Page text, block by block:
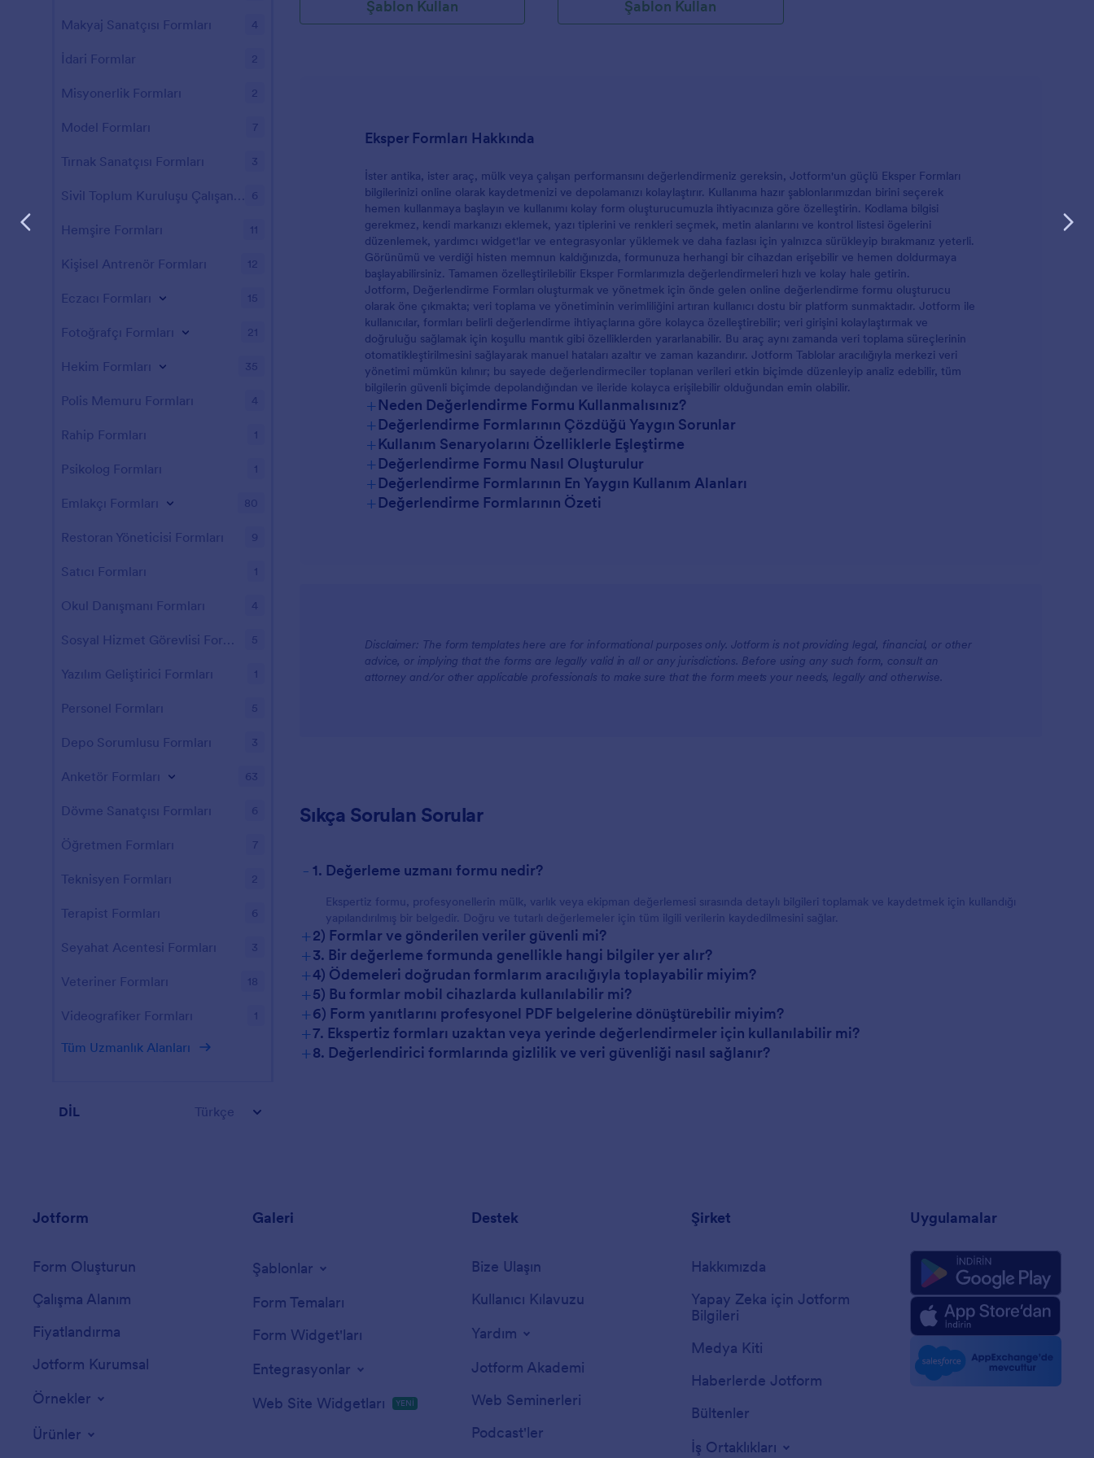
Şablon Kullan Şablon Kullan
Eksper Formları Hakkında
İster antika, ister araç, mülk veya çalışan performansını değerlendirmeniz gereksin, Jotform'un güçlü Eksper Formları
bilgilerinizi online olarak kaydetmenizi ve depolamanızı kolaylaştırır. Kullanıma hazır şablonlarımızdan birini seçerek
hemen kullanmaya başlayın ve kullanımı kolay form oluşturucumuzla ihtiyacınıza göre özelleştirin. Kodlama bilgisi
gerekmez, kendi markanızı eklemek, yazı tiplerini ve renkleri seçmek, metin alanlarını ve kontrol listesi ögelerini
düzenlemek, yardımcı widget'lar ve entegrasyonlar yüklemek ve daha fazlası için yalnızca sürükleyip bırakmanız yeterli.
Görünümü ve verdiği histen memnun kaldığınızda, formunuza herhangi bir cihazdan erişebilir ve hemen doldurmaya
başlayabilirsiniz. Tamamen özelleştirilebilir Eksper Formlarımızla değerlendirmeleri hızlı ve kolay hale getirin.
Jotform, Değerlendirme Formları oluşturmak ve yönetmek için önde gelen online değerlendirme formu oluşturucu
olarak öne çıkmakta; veri toplama ve yönetiminin verimliliğini artıran kullanıcı dostu bir platform sunmaktadır. Jotform ile
kullanıcılar, formları belirli değerlendirme ihtiyaçlarına göre kolayca özelleştirebilir; veri girişini kolaylaştırmak ve
doğruluğu sağlamak için koşullu mantık gibi özelliklerden yararlanabilir. Bu araç aynı zamanda veri toplama süreçlerinin
otomatikleştirilmesini sağlayarak manuel hataları azaltır ve zaman kazandırır. Jotform Tablolar aracılığıyla merkezi veri
yönetimi mümkün kılınır; bu sayede değerlendirmeciler toplanan verileri etkin biçimde düzenleyip analiz edebilir, tüm
bilgilerin güvenli biçimde depolandığından ve ileride kolayca erişilebilir olduğundan emin olabilir.
+Neden Değerlendirme Formu Kullanmalısınız?
+Değerlendirme Formlarının Çözdüğü Yaygın Sorunlar
+Kullanım Senaryolarını Özelliklerle Eşleştirme
+Değerlendirme Formu Nasıl Oluşturulur
+Değerlendirme Formlarının En Yaygın Kullanım Alanları
Yöneticiler İçin
Müşteriler İçin
+Değerlendirme Formlarının Özeti
Disclaimer: The form templates here are for informational purposes only. Jotform is not providing legal, financial, or other
advice, or implying that the forms are legally valid in all or any jurisdictions. Before using any such form, consult an
attorney and/or other applicable professionals to make sure that the form meets your needs, legally and otherwise.
Sıkça Sorulan Sorular
- 1. Değerleme uzmanı formu nedir?
Ekspertiz formu, profesyonellerin mülk, varlık veya ekipman değerlemesi sırasında detaylı bilgileri toplamak ve kaydetmek için kullandığı
yapılandırılmış bir belgedir. Doğru ve tutarlı değerlemeler için tüm ilgili verilerin kaydedilmesini sağlar.
+2) Formlar ve gönderilen veriler güvenli mi?
+3. Bir değerleme formunda genellikle hangi bilgiler yer alır?
+4) Ödemeleri doğrudan formlarım aracılığıyla toplayabilir miyim?
+5) Bu formlar mobil cihazlarda kullanılabilir mi?
+6) Form yanıtlarını profesyonel PDF belgelerine dönüştürebilir miyim?
+7. Ekspertiz formları uzaktan veya yerinde değerlendirmeler için kullanılabilir mi?
+8. Değerlendirici formlarında gizlilik ve veri güvenliği nasıl sağlanır?
Makyaj Sanatçısı Formları 4
İdari Formlar 2
Misyonerlik Formları 2
Model Formları 7
Tırnak Sanatçısı Formları 3
Sivil Toplum Kuruluşu Çalışanı Formları 6
Hemşire Formları 11
Kişisel Antrenör Formları 12
Eczacı Formları 15
Fotoğrafçı Formları 21
Hekim Formları 35
Polis Memuru Formları 4
Rahip Formları 1
Psikolog Formları 1
Emlakçı Formları 80
Restoran Yöneticisi Formları 9
Satıcı Formları 1
Okul Danışmanı Formları 4
Sosyal Hizmet Görevlisi Formları 5
Yazılım Geliştirici Formları 1
Personel Formları 5
Depo Sorumlusu Formları 3
Anketör Formları 63
Dövme Sanatçısı Formları 6
Öğretmen Formları 7
Teknisyen Formları 2
Terapist Formları 6
Seyahat Acentesi Formları 3
Veteriner Formları 18
Videografiker Formları 1
Tüm Uzmanlık Alanları
DİL Türkçe
Jotform
Form Oluşturun
Çalışma Alanım
Fiyatlandırma
Jotform Kurumsal
Örnekler
Ürünler
Galeri
Şablonlar
Form Temaları
Form Widget'ları
Entegrasyonlar
Web Site Widgetları
YENİ
Destek
Bize Ulaşın
Kullanıcı Kılavuzu
Yardım
Jotform Akademi
Web Seminerleri
Podcast'ler
Şirket
Hakkımızda
Yapay Zeka için Jotform
Bilgileri
Medya Kiti
Haberlerde Jotform
Bültenler
İş Ortaklıkları
Uygulamalar